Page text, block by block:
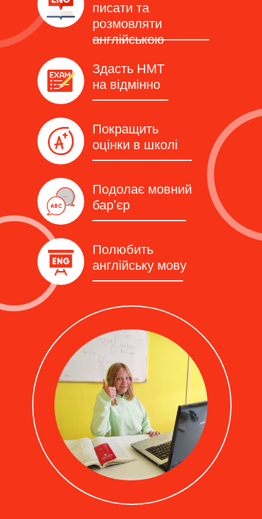
Полюбить
англійську мову
писати та
розмовляти
англійською
Покращить
оцінки в школі
Здасть НМТ
на відмінно
Подолає мовний
барʼєр